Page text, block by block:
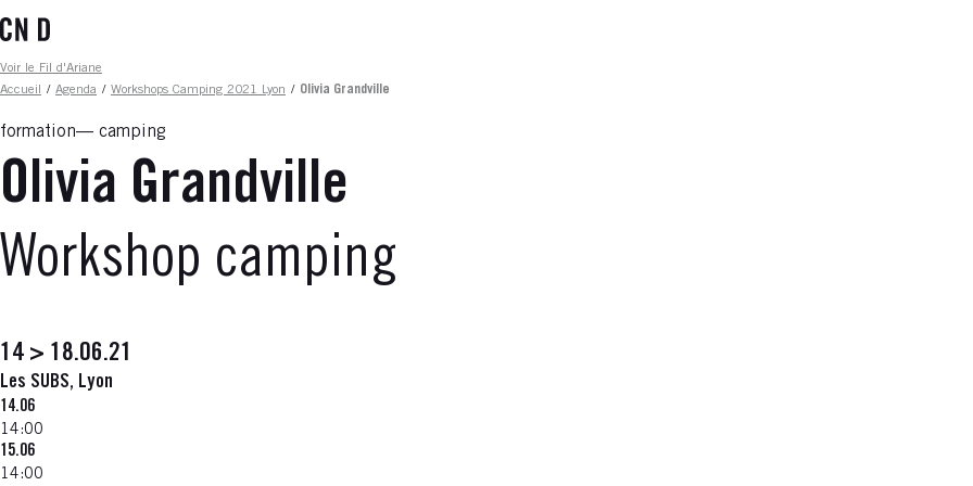
au
principal
Fil d'ariane
Voir le Fil d'Ariane
Accueil
/ Agenda / Workshops Camping 2021 Lyon / Olivia Grandville
formation camping
Olivia Grandville
Workshop camping
14 > 18.06.21
Les SUBS, Lyon
14.06
14:00
15.06
14:00